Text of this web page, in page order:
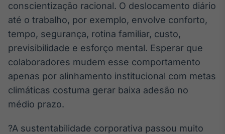
Tokenização
conscientização racional. O deslocamento diário
até o trabalho, por exemplo, envolve conforto,
tempo, segurança, rotina familiar, custo,
previsibilidade e esforço mental. Esperar que
colaboradores mudem esse comportamento
apenas por alinhamento institucional com metas
climáticas costuma gerar baixa adesão no
médio prazo.
?A sustentabilidade corporativa passou muito